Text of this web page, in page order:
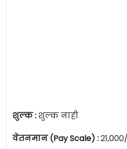
शुल्क : शुल्क नाही
वेतनमान (Pay Scale) :